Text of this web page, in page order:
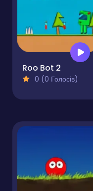
Roo Bot 2
0 (0 Голосів)